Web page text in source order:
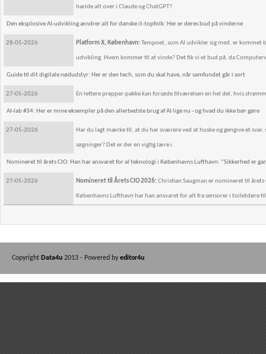
hælde alt over i Claude og ChatGPT?
Den eksplosive AI-udvikling ændrer alt for danske it-topfolk: Her er deres bud på vinderne
28-05-2026 Platform X, København:Tempoet, som AI udvikler sig med, er
udvikling. Hvem kommer til at vinde? Det fik vi et bud på, da
Guide til dit digitale nødudstyr: Her er den tech, som du skal have, når samfundet går i sort
27-05-2026 En lettere prepper-pakke kan forsøde tilværelsen en hel del, hvis
AI-lab #34: Her er mine eksempler på den allerbedste brug af AI lige nu - og hvad du ikke bør gøre
27-05-2026 Har du lagt mærke til, at du har sværere ved at huske og gengive et
søgninger? Det er der en vigtig lære i.
Nomineret til årets CIO: Han har ansvaret for al teknologi i Københavns Lufthavn: “Sikkerhed er
27-05-2026 Nomineret til Årets CIO 2026:Christian Saugman er nomineret til
Københavns Lufthavn har han ansvaret for alt fra sensorer i toiletdøre
Copyright Data4u 2013 - Powered by editor4u